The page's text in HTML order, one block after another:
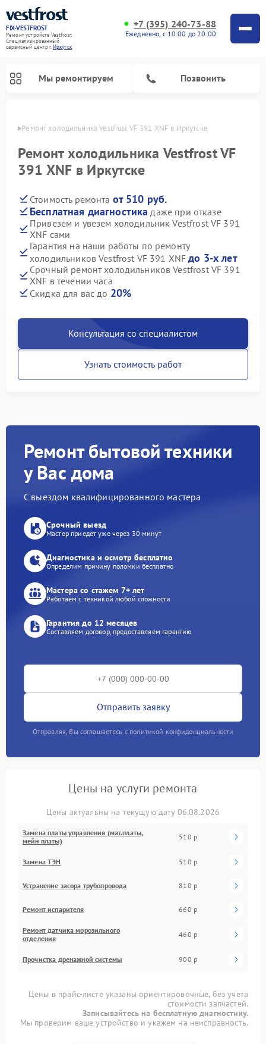
FIX-VESTFROST
Ремонт устройств Vestfrost
Специализированный
cервисный центр г.Иркутск
+7 (395) 240-73-88
Ежедневно, с 10:00 до 20:00
Мы ремонтируем Позвонить
Ремонт холодильника Vestfrost VF 391 XNF в Иркутске
Ремонт холодильника Vestfrost VF
391 XNF в Иркутске
Стоимость ремонта от 510 руб.
Бесплатная диагностика даже при отказе
Привезем и увезем холодильник Vestfrost VF 391
XNF сами
Гарантия на наши работы по ремонту
холодильников Vestfrost VF 391 XNFдо 3-х лет
Срочный ремонт холодильников Vestfrost VF 391
XNF в течении часа
Скидка для вас до 20%
Консультация со специалистом
Узнать стоимость работ
Ремонт бытовой техники
у Вас дома
С выездом квалифицированного мастера
Срочный выезд
Мастер приедет уже через 30 минут
Диагностика и осмотр бесплатно
Определим причину поломки бесплатно
Мастера со стажем 7+ лет
Работаем с техникой любой сложности
Гарантия до 12 месяцев
Составляем договор, предоставляем гарантию
Отправить заявку
Отправляя, Вы соглашаетесь с политикой конфиденциальности
Цены на услуги ремонта
Цены актуальны на текущую дату 06.08.2026
Замена платы управления (мат.платы,
мейн платы)
510 р
Замена ТЭН 510 р
Устранение засора трубопровода 810 р
Ремонт испарителя 660 р
Ремонт датчика морозильного
отделения
460 р
Прочистка дренажной системы 900 р
Цены в прайс-листе указаны ориентировочные, без учета
стоимости запчастей.
Записывайтесь на бесплатную диагностику.
Мы проверим ваше устройство и укажем на неисправность.